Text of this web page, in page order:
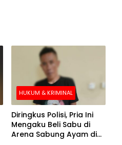
HUKUM & KRIMINAL
Diringkus Polisi, Pria Ini
Mengaku Beli Sabu di
Arena Sabung Ayam di